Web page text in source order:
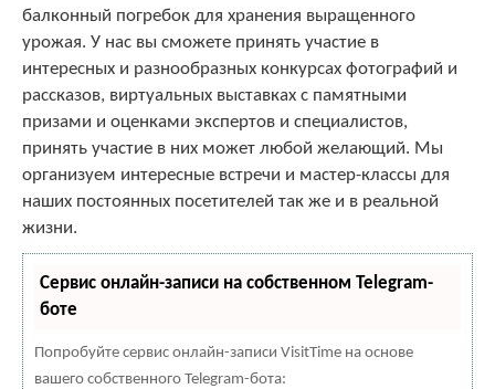
балконный погребок для хранения выращенного
урожая. У нас вы сможете принять участие в
интересных и разнообразных конкурсах фотографий и
рассказов, виртуальных выставках с памятными
призами и оценками экспертов и специалистов,
принять участие в них может любой желающий. Мы
организуем интересные встречи и мастер-классы для
наших постоянных посетителей так же и в реальной
жизни.
Сервис онлайн-записи на собственном Telegram-
боте
Попробуйте сервис онлайн-записи VisitTime на основе
вашего собственного Telegram-бота: